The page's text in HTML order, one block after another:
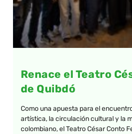
Renace el Teatro
de Quibdó
Como una apuesta para el
artística, la circulación cultural y la
colombiano, el Teatro César Conto